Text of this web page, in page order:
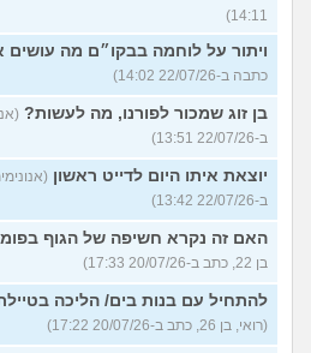
14:11)
ויתור על לוחמה בבקו״ם מה עושים
כתבה ב-22/07/26 14:02)
בן זוג שמכור לפורנו, מה לעשות?
ב-22/07/26 13:51)
יוצאת איתו היום לדייט ראשון
ב-22/07/26 13:42)
האם זה נקרא חשיפה של הגוף
בן 22, כתב ב-20/07/26 17:33)
להתחיל עם בנות בים/ הליכה
(רואי, בן 26, כתב ב-20/07/26 17:22)